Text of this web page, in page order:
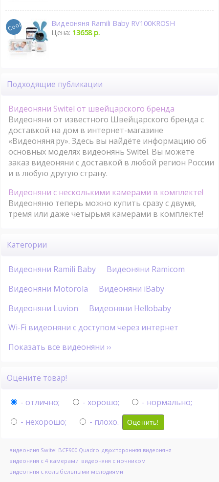
Видеоняня Ramili Baby RV100KROSH
Цена: 13658 р.
Подходящие публикации
Видеоняни Switel от швейцарского бренда
Видеоняни от известного Швейцарского бренда с
доставкой на дом в интернет-магазине
«Видеоняня.ру». Здесь вы найдёте информацию об
основных моделях видеонянь Switel. Вы можете
заказ видеоняни с доставкой в любой регион России
и в любую другую страну.
Видеоняни с несколькими камерами в комплекте!
Видеоняню теперь можно купить сразу с двумя,
тремя или даже четырьмя камерами в комплекте!
Категории
Видеоняни Ramili Baby
Видеоняни Ramicom
Видеоняни Motorola
Видеоняни iBaby
Видеоняни Luvion
Видеоняни Hellobaby
Wi-Fi видеоняни с доступом через интернет
Показать все видеоняни ››
Оцените товар!
- отлично; - хорошо;
- нормально;
- нехорошо;
- плохо. Оценить!
видеоняня Switel BCF900 Quadro двухсторонняя видеоняня
видеоняня с 4 камерами видеоняня с ночником
видеоняня с колыбельными мелодиями